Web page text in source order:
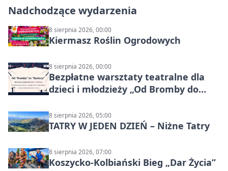
Nadchodzące wydarzenia
8 sierpnia 2026, 00:00
Kiermasz Roślin Ogrodowych
8 sierpnia 2026, 00:00
Bezpłatne warsztaty teatralne dla
dzieci i młodzieży „Od Bromby do
8 sierpnia 2026, 05:00
TATRY W JEDEN DZIEŃ – Niżne Tatry
8 sierpnia 2026, 07:00
Koszycko-Kolbiański Bieg „Dar Życia”